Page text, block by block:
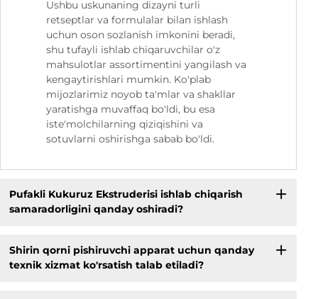
Ushbu uskunaning dizayni turli
retseptlar va formulalar bilan ishlash
uchun oson sozlanish imkonini beradi,
shu tufayli ishlab chiqaruvchilar o'z
mahsulotlar assortimentini yangilash va
kengaytirishlari mumkin. Ko'plab
mijozlarimiz noyob ta'mlar va shakllar
yaratishga muvaffaq bo'ldi, bu esa
iste'molchilarning qiziqishini va
sotuvlarni oshirishga sabab bo'ldi.
Pufakli Kukuruz Ekstruderisi ishlab chiqarish
samaradorligini qanday oshiradi?
Shirin qorni pishiruvchi apparat uchun qanday
texnik xizmat ko'rsatish talab etiladi?